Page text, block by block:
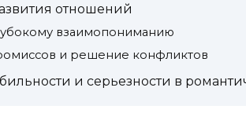
отношений
взаимопониманию
и решение конфликтов
и серьезности в